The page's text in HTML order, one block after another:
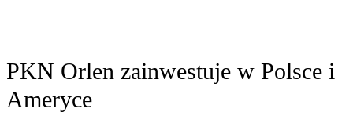
PKN Orlen zainwestuje w Polsce i
Ameryce